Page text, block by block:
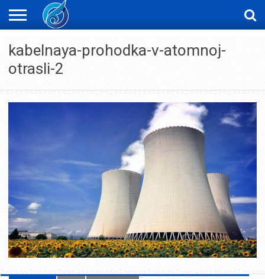
ЖАҢАЛЫҚТАР
НОВОСТИ
ВИДЕО
ФОТОРЕПОРТАЖИ
ОРКЕН
kabelnaya-prohodka-v-atomnoj-
otrasli-2